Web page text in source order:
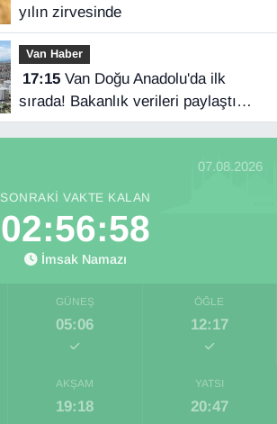
yılın zirvesinde
Van Haber
17:15Van Doğu Anadolu'da ilk
sırada! Bakanlık verileri paylaştı…
07.08.2026
SONRAKI VAKTE KALAN
02:56:57
İmsak Namazı
GÜNEŞ
05:06
ÖĞLE
12:17
AKŞAM
19:18
YATSI
20:47